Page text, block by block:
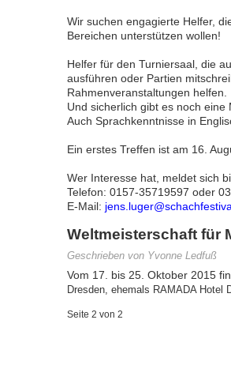
Wir suchen engagierte Helfer,
Bereichen unterstützen wollen!
Helfer für den Turniersaal, die
ausführen oder Partien
Rahmenveranstaltungen helfen.
Und sicherlich gibt es noch
Auch Sprachkenntnisse in
Ein erstes Treffen ist am 16.
Wer Interesse hat, meldet sich
Telefon: 0157-35719597 oder
E-Mail:
Weltmeisterschaft für
Geschrieben von Yvonne Ledfuß
Vom 17. bis 25. Oktober 2015
Dresden, ehemals RAMADA Hotel
Seite 2 von 2